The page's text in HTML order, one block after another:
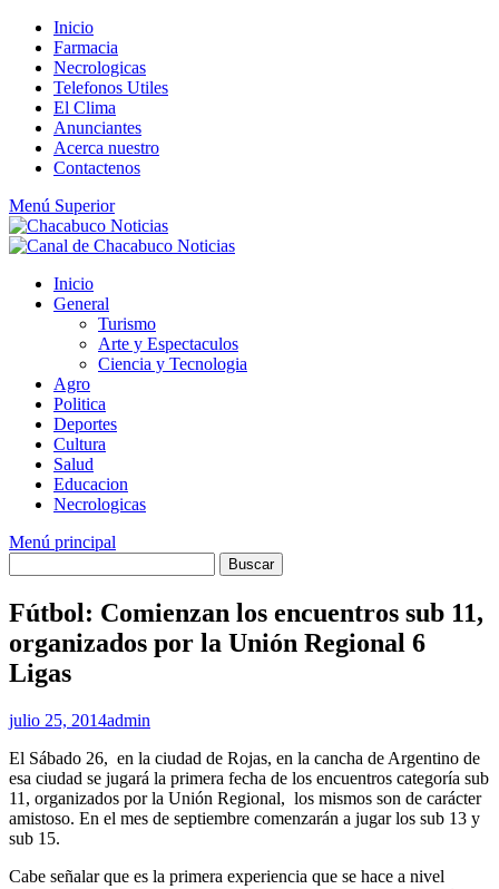
Saltar
contenido
Inicio
Farmacia
Necrologicas
Telefonos Utiles
El Clima
Anunciantes
Acerca nuestro
Contactenos
Menú Superior
Inicio
General
Turismo
Arte y Espectaculos
Ciencia y Tecnologia
Agro
Politica
Deportes
Cultura
Salud
Educacion
Necrologicas
Menú principal
Fútbol: Comienzan los encuentros sub 11,
organizados por la Unión Regional 6
Ligas
julio 25, 2014admin
El Sábado 26, en la ciudad de Rojas, en la cancha de Argentino de
esa ciudad se jugará la primera fecha de los encuentros categoría sub
11, organizados por la Unión Regional, los mismos son de carácter
amistoso. En el mes de septiembre comenzarán a jugar los sub 13 y
sub 15.
Cabe señalar que es la primera experiencia que se hace a nivel